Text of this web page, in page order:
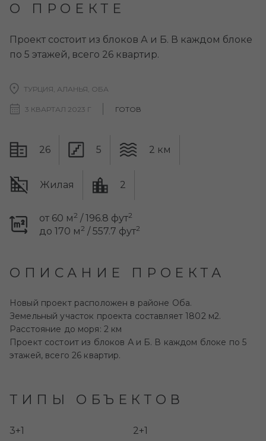
О ПРОЕКТЕ
Проект состоит из блоков А и Б. В каждом блоке
по 5 этажей, всего 26 квартир.
ТУРЦИЯ, АЛАНЬЯ, ОБА
3 КВАРТАЛ 2023 Г ГОТОВ
26 5 2 км
Жилая 2
от 60 м2 / 196.8 фут2
до 170 м2 / 557.7 фут2
ОПИСАНИЕ ПРОЕКТА
Новый проект расположен в районе Оба.
Земельный участок проекта составляет 1802 м2.
Расстояние до моря: 2 км
Проект состоит из блоков А и Б. В каждом блоке по 5
этажей, всего 26 квартир.
ТИПЫ ОБЪЕКТОВ
3+1 2+1